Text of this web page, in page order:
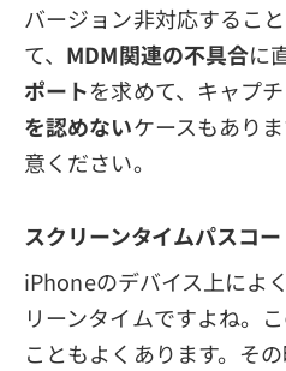
バージョン非対応するこ
て、 MDM関連の不具合に
ポートを求めて、キャプ
を認めないケースもあり
意ください。
スクリーンタイムパスコ
iPhoneのデバイス上によ
リーンタイムですよね。
こともよくあります。そ